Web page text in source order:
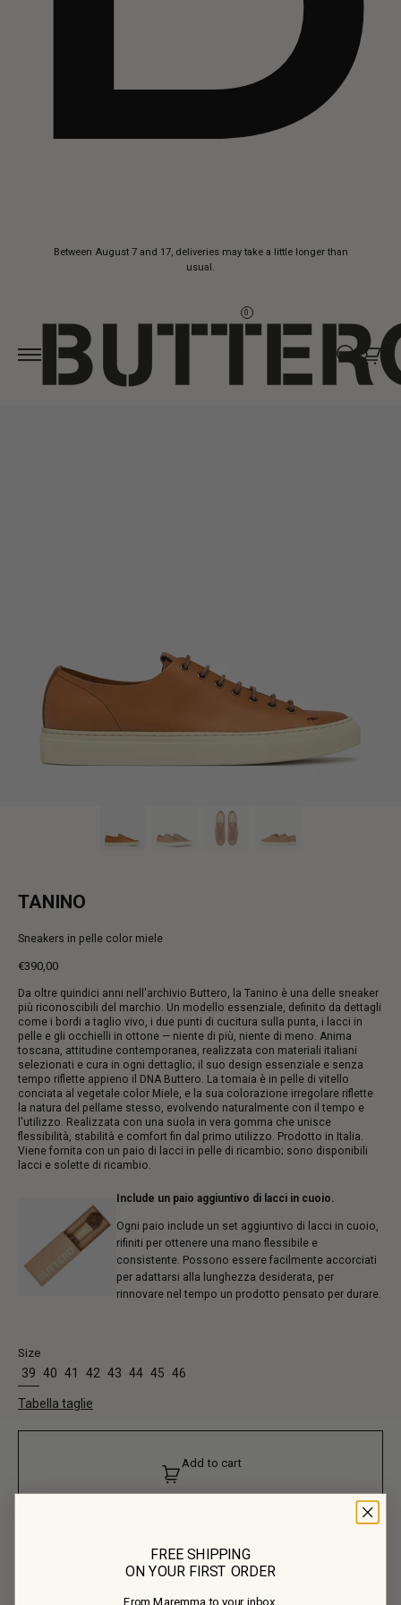
Between August 7 and 17, deliveries may take a little longer than
usual.
0
TANINO
Sneakers in pelle color miele
€390,00
intero
Da oltre quindici anni nell'archivio Buttero, la Tanino è una delle sneaker
più riconoscibili del marchio. Un modello essenziale, definito da dettagli
come i bordi a taglio vivo, i due punti di cucitura sulla punta, i lacci in
pelle e gli occhielli in ottone — niente di più, niente di meno. Anima
toscana, attitudine contemporanea, realizzata con materiali italiani
selezionati e cura in ogni dettaglio; il suo design essenziale e senza
tempo riflette appieno il DNA Buttero. La tomaia è in pelle di vitello
conciata al vegetale color Miele, e la sua colorazione irregolare riflette
la natura del pellame stesso, evolvendo naturalmente con il tempo e
l'utilizzo. Realizzata con una suola in vera gomma che unisce
flessibilità, stabilità e comfort fin dal primo utilizzo. Prodotto in Italia.
Viene fornita con un paio di lacci in pelle di ricambio; sono disponibili
lacci e solette di ricambio.
Include un paio aggiuntivo di lacci in cuoio.
Ogni paio include un set aggiuntivo di lacci in cuoio,
rifiniti per ottenere una mano flessibile e
consistente. Possono essere facilmente accorciati
per adattarsi alla lunghezza desiderata, per
rinnovare nel tempo un prodotto pensato per durare.
Size
39 40 41 42 43 44 45 46
Tabella taglie
Add to cart
FREE SHIPPING
ON YOUR FIRST ORDER
From Maremma to your inbox.